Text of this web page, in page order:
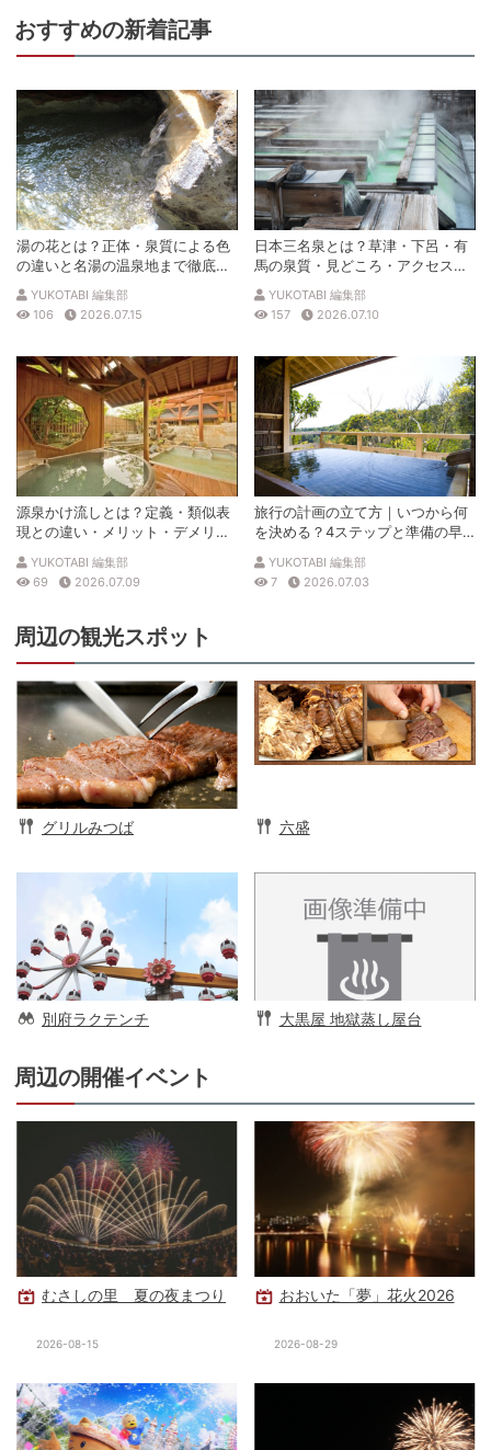
おすすめの新着記事
湯の花とは？正体・泉質による色
の違いと名湯の温泉地まで徹底解
説
YUKOTABI 編集部
106
2026.07.15
日本三名泉とは？草津・下呂・有
馬の泉質・見どころ・アクセスを
徹底解説
YUKOTABI 編集部
157
2026.07.10
源泉かけ流しとは？定義・類似表
現との違い・メリット・デメリッ
トを解説
YUKOTABI 編集部
69
2026.07.09
旅行の計画の立て方｜いつから何
を決める？4ステップと準備の早
見表
YUKOTABI 編集部
7
2026.07.03
周辺の観光スポット
グリルみつば 六盛
別府ラクテンチ 大黒屋 地獄蒸し屋台
周辺の開催イベント
むさしの里 夏の夜まつり
2026-08-15
おおいた「夢」花火2026
2026-08-29